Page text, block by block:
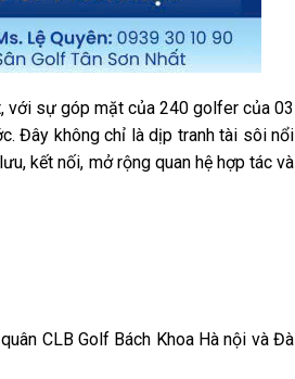
với sự góp mặt của 240 golfer của 03
Đây không chỉ là dịp tranh tài sôi nổi
kết nối, mở rộng quan hệ hợp tác và
CLB Golf Bách Khoa Hà nội và Đà